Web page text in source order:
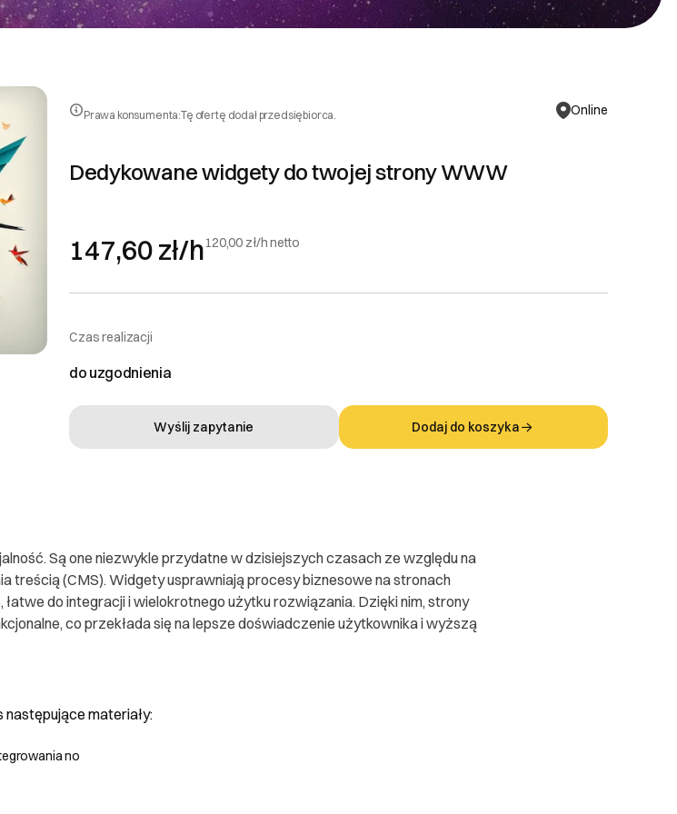
Prawa konsumenta:Tę ofertę dodał przedsiębiorca. Online
Dedykowane widgety do twojej strony WWW
147,60 zł/h120,00 zł/h netto
Czas realizacji
do uzgodnienia
Wyślij zapytanie Dodaj do koszyka
Są one niezwykle przydatne w dzisiejszych czasach ze względu na
treścią (CMS). Widgety usprawniają procesy biznesowe na stronach
do integracji i wielokrotnego użytku rozwiązania. Dzięki nim, strony
co przekłada się na lepsze doświadczenie użytkownika i wyższą
następujące materiały:
no